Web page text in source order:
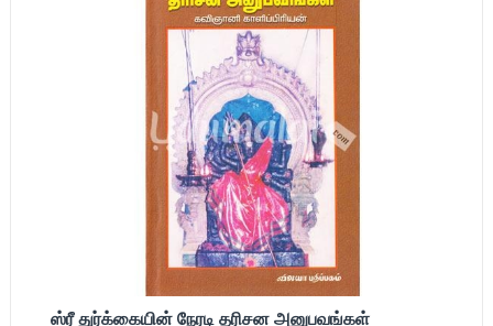
ஸ்ரீ துர்க்கையின் நேரடி தரிசன அனுபவங்கள்